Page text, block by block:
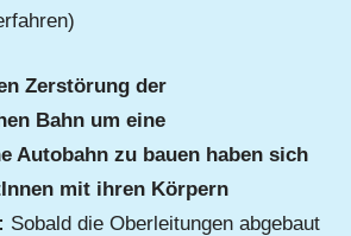
Zerstörung der
Bahn um eine
Autobahn zu bauen haben sich
mit ihren Körpern
Sobald die Oberleitungen abgebaut